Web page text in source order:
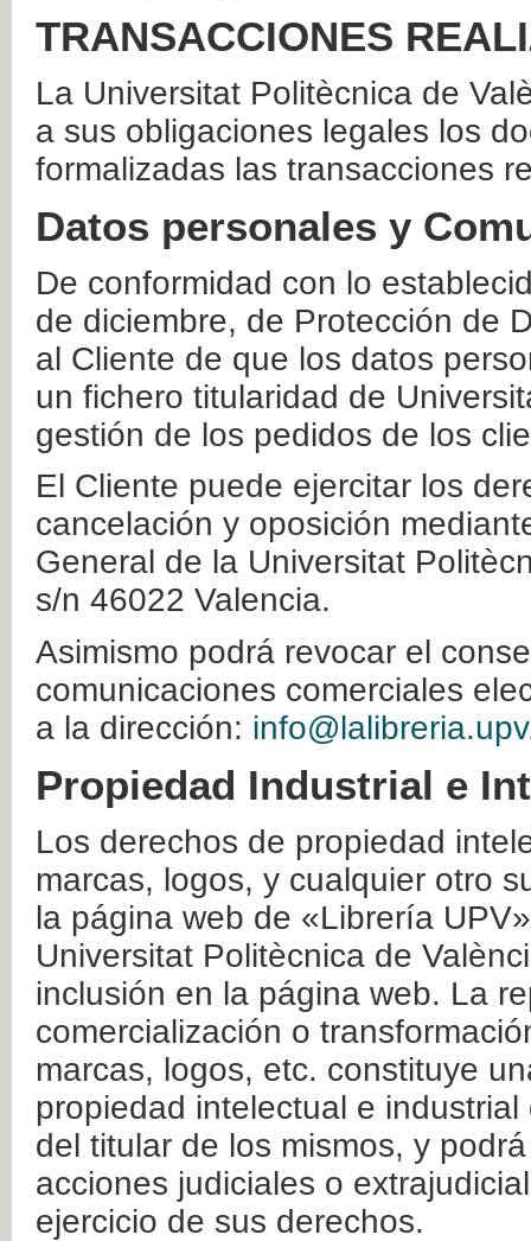
TRANSACCIONES
La Universitat Politècnica de
a sus obligaciones legales los
formalizadas las transacciones
Datos personales y
De conformidad con lo
de diciembre, de Protección de
al Cliente de que los datos
un fichero titularidad de
gestión de los pedidos de los
El Cliente puede ejercitar los
cancelación y oposición
General de la Universitat
s/n 46022 Valencia.
Asimismo podrá revocar el
comunicaciones comerciales
a la dirección:
Propiedad Industrial e
Los derechos de propiedad
marcas, logos, y cualquier otro
la página web de «Librería
Universitat Politècnica de
inclusión en la página web. La
comercialización o
marcas, logos, etc. constituye
propiedad intelectual e
del titular de los mismos, y
acciones judiciales o
ejercicio de sus derechos.